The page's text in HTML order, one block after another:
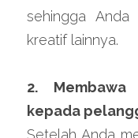
sehingga
kreatif lainnya.
2.
kepada
Setelah Anda